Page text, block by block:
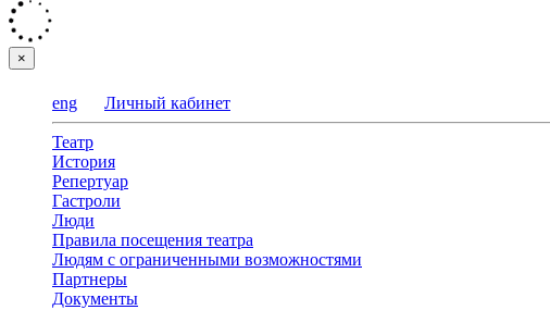
×
eng Личный кабинет
Театр
История
Репертуар
Гастроли
Люди
Правила посещения театра
Людям с ограниченными возможностями
Партнеры
Документы